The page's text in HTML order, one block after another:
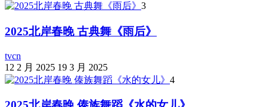
3
2025北岸春晚 古典舞《雨后》
tvcn
12 2 月 2025 19 3 月 2025
4